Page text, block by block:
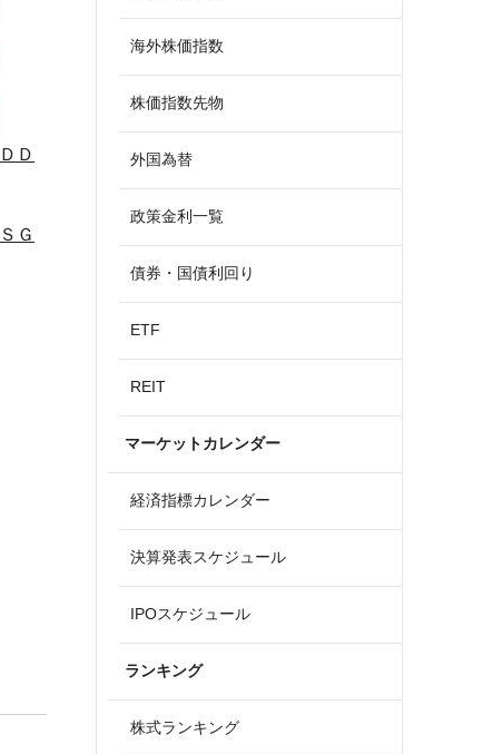
Ｄ
Ｇ
海外株価指数
株価指数先物
外国為替
政策金利一覧
債券・国債利回り
ETF
REIT
マーケットカレンダー
経済指標カレンダー
決算発表スケジュール
IPOスケジュール
ランキング
株式ランキング